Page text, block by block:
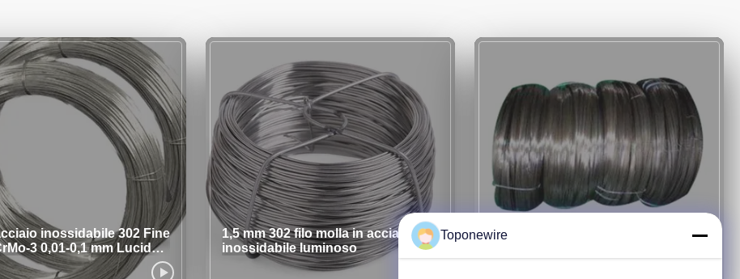
inossidabile 302 Fine
3 0,01-0,1 mm Lucido
con sapone
1,5 mm 302 filo molla in acciaio
inossidabile luminoso
Filo per molle in acciaio inox 304
applicazioni pesanti
Toponewire